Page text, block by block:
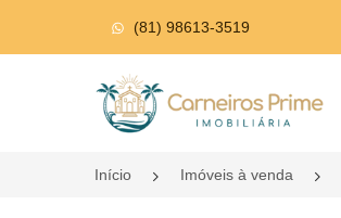
(81) 98613-3519
Página inicial
Início Imóveis à venda